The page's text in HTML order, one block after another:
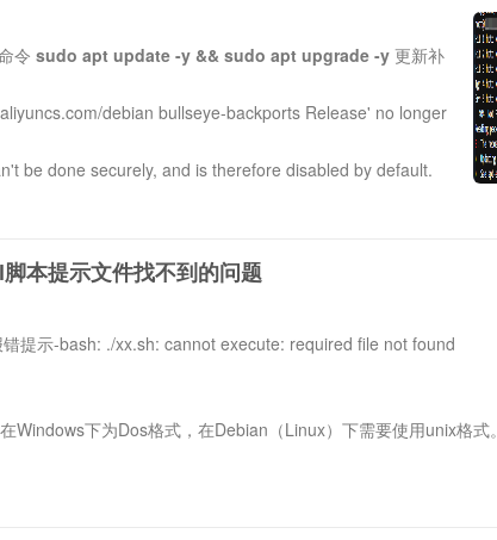
令 sudo apt update -y && sudo apt upgrade -y 更新补
debian bullseye-backports Release' no longer
be done securely, and is therefore disabled by default.
creation and user configuration details.
本提示文件找不到的问题
提示-bash: ./xx.sh: cannot execute: required file not found
Windows下为Dos格式，在Debian（Linux）下需要使用unix格式。